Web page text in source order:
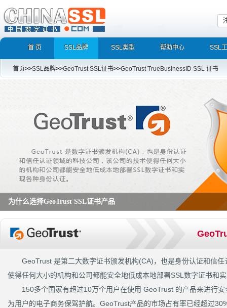
首 页 SSL品牌 SSL类型 帮助中心 SSL
首页>>SSL品牌>>GeoTrust SSL证书>>GeoTrust TrueBusinessID SSL 证书
为什么选择GeoTrust SSL证书产品
GeoTrust QuickSSL Premium SAN SSL证书,True BusinessID SSL证书,GeoTrust EV
GeoTrust 是第二大数字证书颁发机构(CA)，也是身份认证和信
使得任何大小的机构和公司都能安全地低成本地部署SSL数字证书和
150多个国家有超过10万个用户在使用 GeoTrust 的产品来进行
为用户的电子商务保驾护航。GeoTrust产品的市场占有率已经超过